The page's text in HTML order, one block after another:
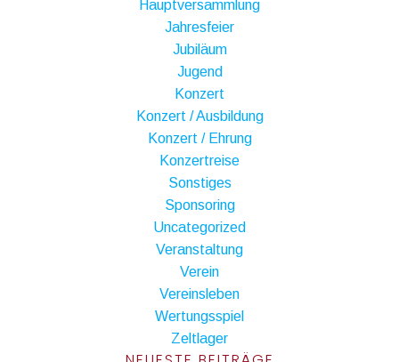
Hauptversammlung
Jahresfeier
Jubiläum
Jugend
Konzert
Konzert / Ausbildung
Konzert / Ehrung
Konzertreise
Sonstiges
Sponsoring
Uncategorized
Veranstaltung
Verein
Vereinsleben
Wertungsspiel
Zeltlager